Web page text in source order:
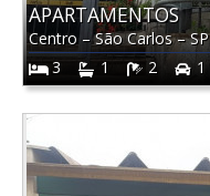
APARTAMENTOS
Centro–São Carlos–SP
3
1 2 1